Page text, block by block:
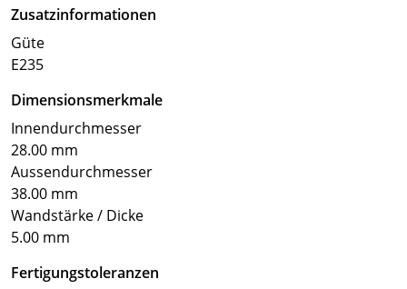
Zusatzinformationen
Güte
E235
Dimensionsmerkmale
Innendurchmesser
28.00 mm
Aussendurchmesser
38.00 mm
Wandstärke / Dicke
5.00 mm
Fertigungstoleranzen